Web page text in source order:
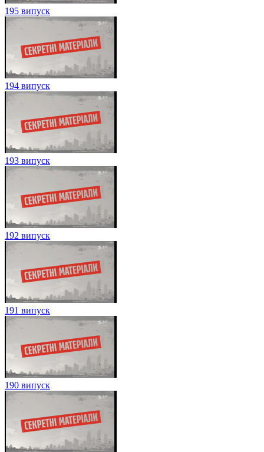
195 випуск
194 випуск
193 випуск
192 випуск
191 випуск
190 випуск